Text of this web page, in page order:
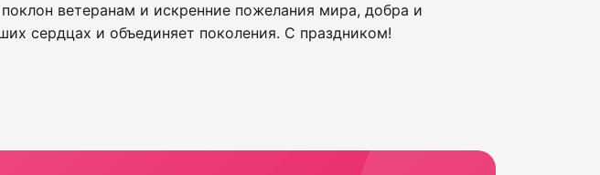
ветеранам и искренние пожелания мира, добра и
сердцах и объединяет поколения. С праздником!